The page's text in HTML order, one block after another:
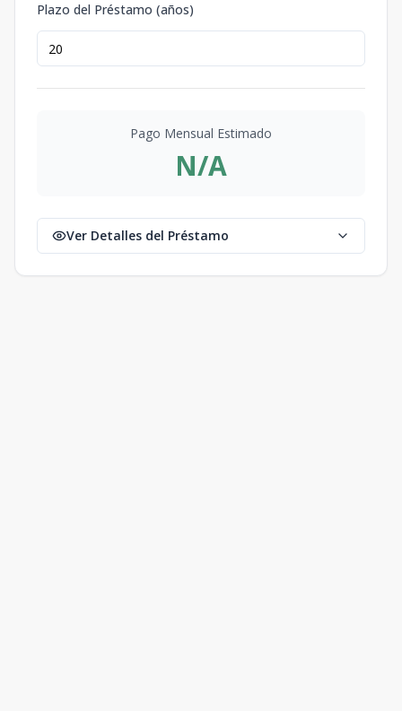
Plazo del Préstamo (años)
Pago Mensual Estimado
N/A
Ver Detalles del Préstamo